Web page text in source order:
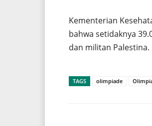
Kementerian
bahwa setidaknya
dan militan Palestina.
TAGS olimpiade